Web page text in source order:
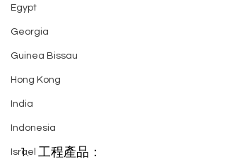
Egypt
Georgia
Guinea Bissau
Hong Kong
India
Indonesia
Israel 工程產品：